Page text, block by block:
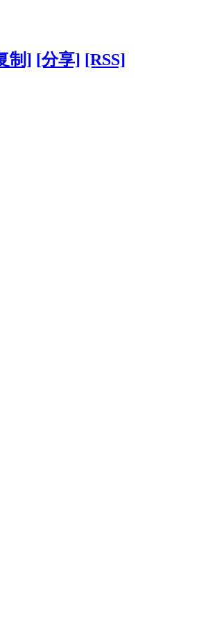
制] [分享] [RSS]